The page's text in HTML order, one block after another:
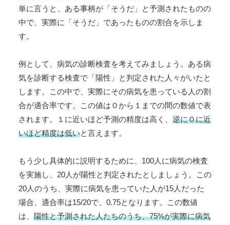
単に言うと、ある事柄が「そうだ」と予測されたものの
中で、実際に「そうだ」であったものの割合を示しま
す。
例として、病気の診断検査を考えてみましょう。ある病
気を診断する検査で「陽性」と判定された人々がいたと
します。この中で、実際にその病気を患っている人の割
合が適合率です。この値は０から１までの間の数値で表
されます。１に近いほど予測の精度は高く、 逆に０に近
いほど精度は低いと言えます。
もう少し具体的に説明するために、100人に病気の検査
を実施し、20人が陽性と判定されたとしましょう。この
20人のうち、実際に病気を患っていた人が15人だった
場合、適合率は15/20で、0.75となります。この数値
は、 陽性と予測された人たちのうち、75%が実際に病気